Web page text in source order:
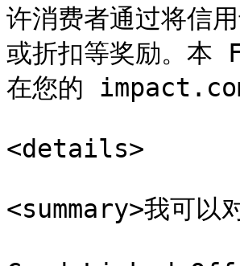
许消费者通过将信
或折扣等奖励。本
在您的
<details>
<summary>我可以